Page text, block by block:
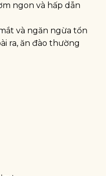
ngon và hấp dẫn
và ngăn ngừa tổn
ra, ăn đào thường